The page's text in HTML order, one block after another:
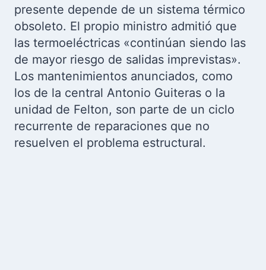
presente depende de un sistema térmico
obsoleto. El propio ministro admitió que
las termoeléctricas «continúan siendo las
de mayor riesgo de salidas imprevistas».
Los mantenimientos anunciados, como
los de la central Antonio Guiteras o la
unidad de Felton, son parte de un ciclo
recurrente de reparaciones que no
resuelven el problema estructural.